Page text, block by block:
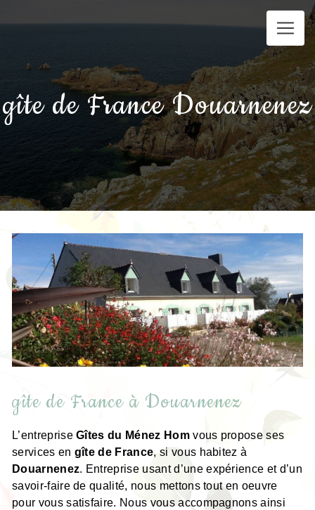
gîte de France Douarnenez
gîte de France à Douarnenez
L’entrepriseGîtes du Ménez Homvous propose ses
services en gîte de France, si vous habitez à
Douarnenez. Entreprise usant d’une expérience et d’un
savoir-faire de qualité, nous mettons tout en oeuvre
pour vous satisfaire. Nous vous accompagnons ainsi